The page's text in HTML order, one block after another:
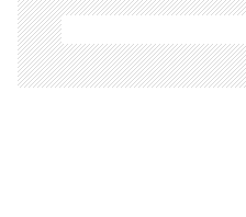
n
a
v